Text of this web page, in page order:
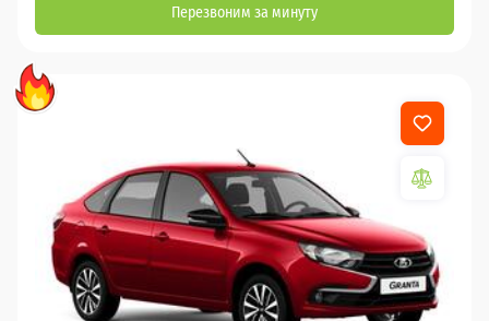
Перезвоним за минуту